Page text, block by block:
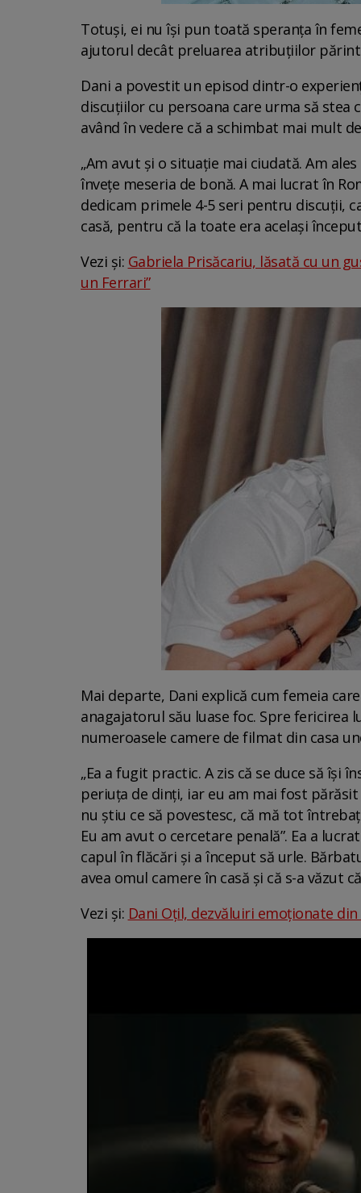
Totuși, ei nu își pun toată speranța în
ajutorul decât preluarea atribuțiilor
Dani a povestit un episod dintr-o
discuțiilor cu persoana care urma să stea
având în vedere că a schimbat mai mult
„Am avut și o situație mai ciudată. Am
învețe meseria de bonă. A mai lucrat în
dedicam primele 4-5 seri pentru discuții,
casă, pentru că la toate era același
Vezi și: Gabriela Prisăcariu, lăsată cu un
un Ferrari”
Mai departe, Dani explică cum femeia
anagajatorul său luase foc. Spre fericirea
numeroasele camere de filmat din casa
„Ea a fugit practic. A zis că se duce să își
periuța de dinți, iar eu am mai fost părăsit
nu știu ce să povestesc, că mă tot
Eu am avut o cercetare penală”. Ea a
capul în flăcări și a început să urle.
avea omul camere în casă și că s-a văzut
Vezi și: Dani Oțil, dezvăluiri emoționate